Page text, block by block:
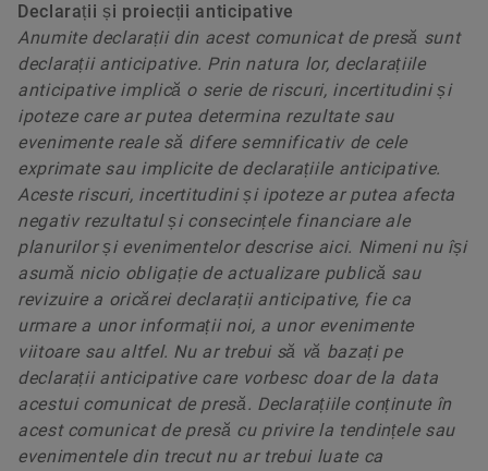
Declarații și proiecții anticipative
Anumite declarații din acest comunicat de presă sunt
declarații anticipative. Prin natura lor, declarațiile
anticipative implică o serie de riscuri, incertitudini și
ipoteze care ar putea determina rezultate sau
evenimente reale să difere semnificativ de cele
exprimate sau implicite de declarațiile anticipative.
Aceste riscuri, incertitudini și ipoteze ar putea afecta
negativ rezultatul și consecințele financiare ale
planurilor și evenimentelor descrise aici. Nimeni nu își
asumă nicio obligație de actualizare publică sau
revizuire a oricărei declarații anticipative, fie ca
urmare a unor informații noi, a unor evenimente
viitoare sau altfel. Nu ar trebui să vă bazați pe
declarații anticipative care vorbesc doar de la data
acestui comunicat de presă. Declarațiile conținute în
acest comunicat de presă cu privire la tendințele sau
evenimentele din trecut nu ar trebui luate ca